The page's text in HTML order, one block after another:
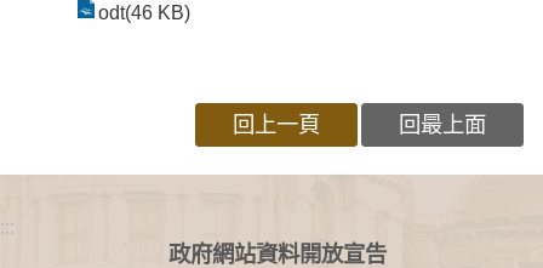
odt(46 KB)
回上一頁 回最上面
:::
政府網站資料開放宣告